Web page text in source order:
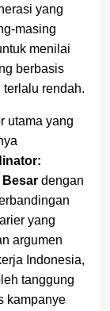
yang
menilai
berbasis
rendah.
utama yang
Besar dengan
yang
argumen
Indonesia,
tanggung
kampanye